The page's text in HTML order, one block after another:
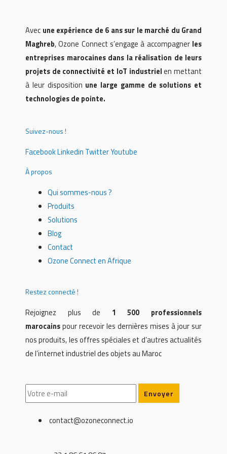
Avec une expérience de 6 ans sur le marché du Grand
Maghreb, Ozone Connect s’engage à accompagner les
entreprises marocaines dans la réalisation de leurs
projets de connectivité et IoT industrielen mettant
à leur disposition une large gamme de solutions et
technologies de pointe.
Suivez-nous !
FacebookLinkedin TwitterYoutube
À propos
Qui sommes-nous ?
Produits
Solutions
Blog
Contact
Ozone Connect en Afrique
Restez connecté !
Rejoignez plus de 1 500 professionnels
marocainspour recevoir les dernières mises à jour sur
nos produits, les offres spéciales et d’autres actualités
de l’internet industriel des objets au Maroc
contact@ozoneconnect.io